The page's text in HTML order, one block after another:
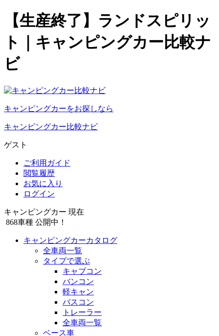
【生産終了】ランドスピリッ
ト｜キャンピングカー比較ナ
ビ
キャンピングカーをお探しなら
キャンピングカー比較ナビ
ゲスト
ご利用ガイド
閲覧履歴
お気に入り
ログイン
キャンピングカー 現在
868車種 公開中！
キャンピングカーカタログ
全車両一覧
タイプで選ぶ
キャブコン
バンコン
軽キャン
バスコン
トレーラー
全車両一覧
ベース車